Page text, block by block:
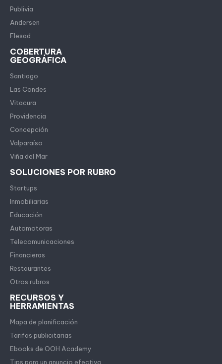
Publivia
Andersen
Flesad
COBERTURA
GEOGRÁFICA
Santiago
Las Condes
Vitacura
Providencia
Concepción
Valparaíso
Viña del Mar
SOLUCIONES POR RUBRO
Startups
Inmobiliarias
Educación
Automotoras
Telecomunicaciones
Financieras
Restaurantes
Otros rubros
RECURSOS Y
HERRAMIENTAS
Mapa de planificación
Tarifas publicitarias
Ebooks de OOH Academy
Tips para un anuncio efectivo